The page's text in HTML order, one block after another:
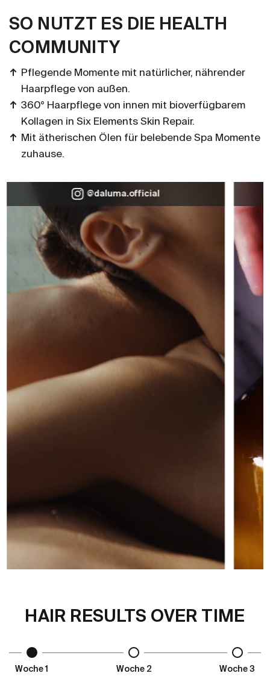
@daluma.official
SO NUTZT ES DIE HEALTH
COMMUNITY
Pflegende Momente mit natürlicher, nährender
Haarpflege von außen.
360° Haarpflege von innen mit bioverfügbarem
Kollagen in Six Elements Skin Repair.
Mit ätherischen Ölen für belebende Spa Momente
zuhause.
HAIR RESULTS OVER TIME
Woche 1 Woche 2 Woche 3